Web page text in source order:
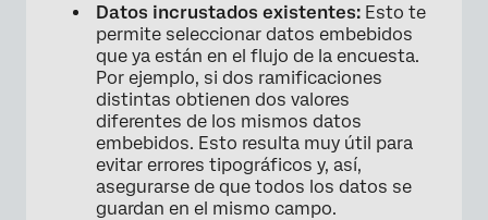
Datos incrustados existentes: Esto te
permite seleccionar datos embebidos
que ya están en el flujo de la encuesta.
Por ejemplo, si dos ramificaciones
distintas obtienen dos valores
diferentes de los mismos datos
embebidos. Esto resulta muy útil para
evitar errores tipográficos y, así,
asegurarse de que todos los datos se
guardan en el mismo campo.